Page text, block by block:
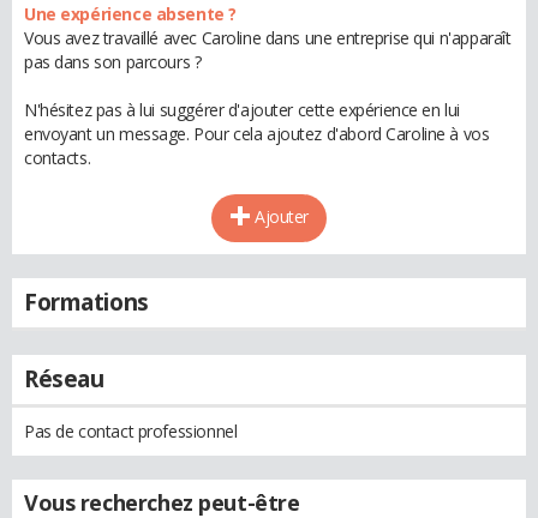
Une expérience absente ?
Vous avez travaillé avec Caroline dans une entreprise qui n'apparaît
pas dans son parcours ?
N'hésitez pas à lui suggérer d'ajouter cette expérience en lui
envoyant un message. Pour cela ajoutez d'abord Caroline à vos
contacts.
Ajouter
Formations
Réseau
Pas de contact professionnel
Vous recherchez peut-être